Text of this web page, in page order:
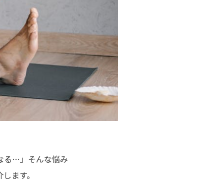
る…」そんな悩み
ます。